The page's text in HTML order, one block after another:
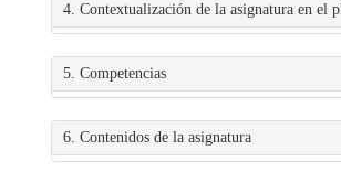
4. Contextualización de la asignatura en el
5. Competencias
6. Contenidos de la asignatura